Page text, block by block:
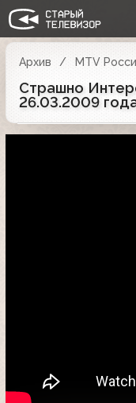
Архив MTV
Страшно
26.03.2009